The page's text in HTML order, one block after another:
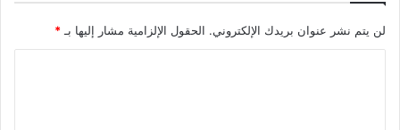
لن يتم نشر عنوان بريدك الإلكتروني. الحقول الإلزامية مشار إليها بـ*